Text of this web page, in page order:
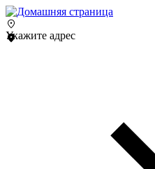
Укажите адрес